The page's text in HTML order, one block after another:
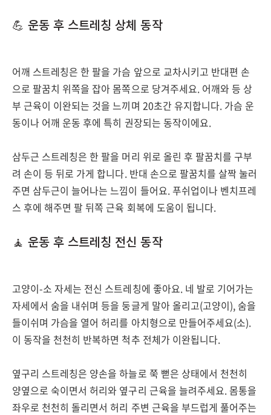
💪 운동 후 스트레칭 상체 동작
어깨 스트레칭은 한 팔을 가슴 앞으로 교차시키고 반대편 손
으로 팔꿈치 위쪽을 잡아 몸쪽으로 당겨주세요. 어깨와 등 상
부 근육이 이완되는 것을 느끼며 20초간 유지합니다. 가슴 운
동이나 어깨 운동 후에 특히 권장되는 동작이에요.
삼두근 스트레칭은 한 팔을 머리 위로 올린 후 팔꿈치를 구부
려 손이 등 뒤로 가게 합니다. 반대 손으로 팔꿈치를 살짝 눌러
주면 삼두근이 늘어나는 느낌이 들어요. 푸쉬업이나 벤치프레
스 후에 해주면 팔 뒤쪽 근육 회복에 도움이 됩니다.
🧘 운동 후 스트레칭 전신 동작
고양이-소 자세는 전신 스트레칭에 좋아요. 네 발로 기어가는
자세에서 숨을 내쉬며 등을 둥글게 말아 올리고(고양이), 숨을
들이쉬며 가슴을 열어 허리를 아치형으로 만들어주세요(소).
이 동작을 천천히 반복하면 척추 전체가 이완됩니다.
옆구리 스트레칭은 양손을 하늘로 쭉 뻗은 상태에서 천천히
양옆으로 숙이면서 허리와 옆구리 근육을 늘려주세요. 몸통을
좌우로 천천히 돌리면서 허리 주변 근육을 부드럽게 풀어주는